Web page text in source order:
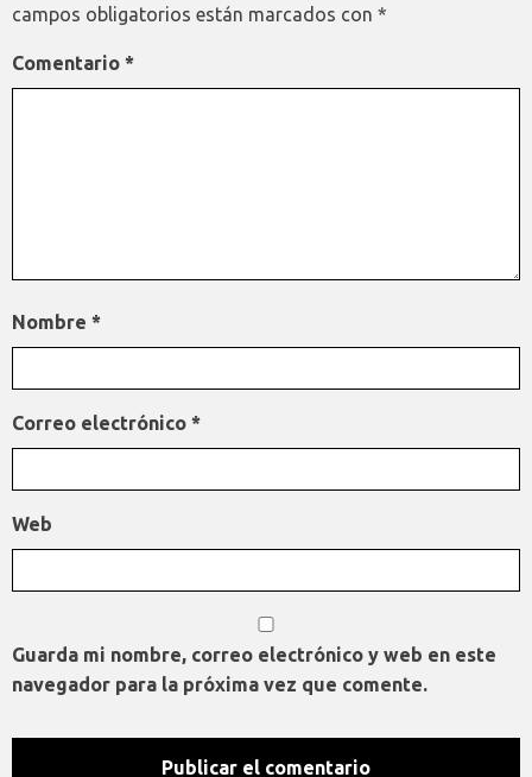
campos obligatorios están marcados con *
Comentario *
Nombre *
Correo electrónico *
Web
Guarda mi nombre, correo electrónico y web en este
navegador para la próxima vez que comente.